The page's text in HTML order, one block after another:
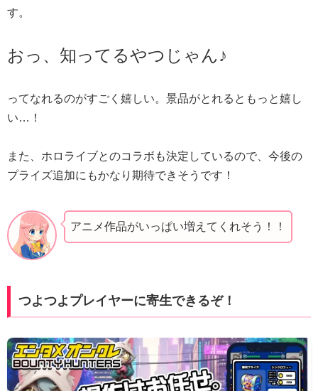
す。
おっ、知ってるやつじゃん♪
ってなれるのがすごく嬉しい。景品がとれるともっと嬉し
い…！
また、ホロライブとのコラボも決定しているので、今後の
プライズ追加にもかなり期待できそうです！
アニメ作品がいっぱい増えてくれそう！！
つよつよプレイヤーに寄生できるぞ！